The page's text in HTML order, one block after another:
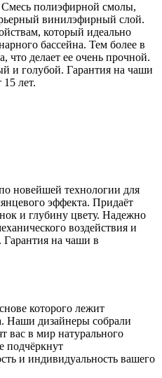
полиэфирной смолы,
винилэфирный слой.
который идеально
бассейна. Тем более в
что делает ее очень прочной.
и голубой. Гарантия на чаши
лет.
новейшей технологии для
эффекта. Придаёт
и глубину цвету. Надежно
воздействия и
Гарантия на чаши в
которого лежит
Наши дизайнеры собрали
вас в мир натурального
подчёркнут
и индивидуальность вашего